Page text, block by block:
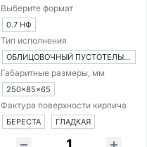
Выберите формат
0.7 НФ
Тип исполнения
ОБЛИЦОВОЧНЫЙ ПУСТОТЕЛЫЙ КИРПИЧ
Габаритные размеры, мм
250×85×65
Фактура поверхности кирпича
БЕРЕСТА ГЛАДКАЯ